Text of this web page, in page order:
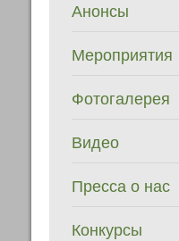
Анонсы
Мероприятия
Фотогалерея
Видео
Пресса о нас
Конкурсы